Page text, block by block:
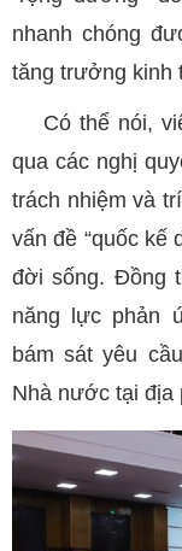
nhanh chóng
tăng trưởng kinh
Có thể nói,
qua các nghị
trách nhiệm và
vấn đề “quốc kế
đời sống. Đồng
năng lực phản
bám sát yêu
Nhà nước tại địa